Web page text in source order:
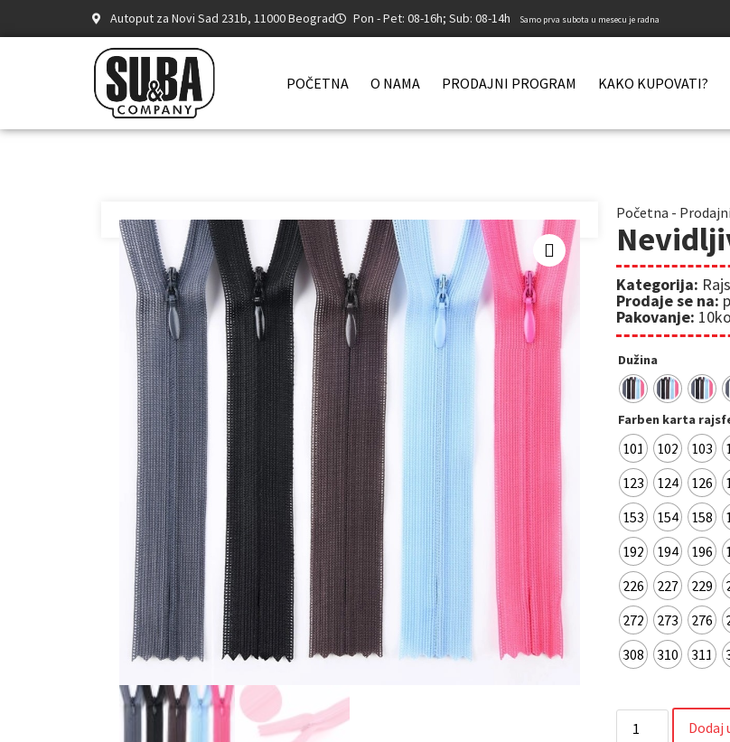
Autoput za Novi Sad 231b, 11000 Beograd Pon - Pet: 08-16h; Sub: 08-14h Samo prva subota u mesecu je radna
POČETNA O NAMA PRODAJNI PROGRAM KAKO KUPOVATI?
Početna -
Kategorija:
Prodaje se na:
Pakovanje:
Dužina
Farben karta
101 102 103
123
124 126
153
154 158
192
194 196
226
227 229
272
273 276
308
310 311
Dodaj